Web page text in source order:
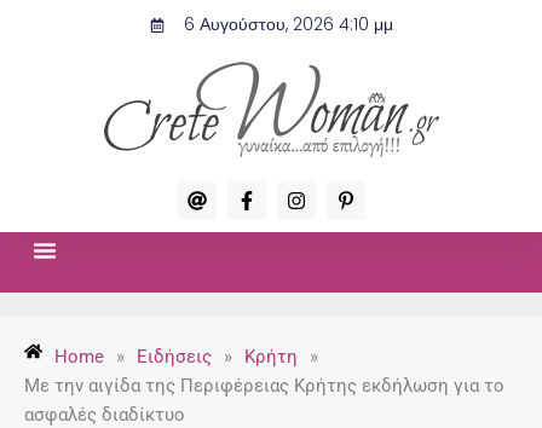
6 Αυγούστου, 2026 4:10 μμ
A
t
F
a
c
-
f
I
n
s
P
i
n
p
Home » Ειδήσεις » Κρήτη
»
Με την αιγίδα της Περιφέρειας Κρήτης εκδήλωση για το
ασφαλές διαδίκτυο